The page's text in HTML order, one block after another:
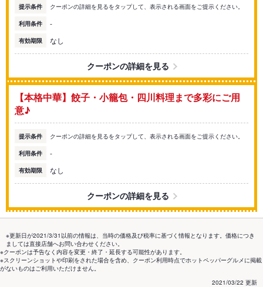
提示条件 クーポンの詳細を見るをタップして、表示される画面をご提示ください。
利用条件 -
有効期限 なし
クーポンの詳細を見る
【本格中華】餃子・小籠包・四川料理まで多彩にご用
意♪
提示条件 クーポンの詳細を見るをタップして、表示される画面をご提示ください。
利用条件 -
有効期限 なし
クーポンの詳細を見る
※更新日が2021/3/31以前の情報は、当時の価格及び税率に基づく情報となります。価格につき
ましては直接店舗へお問い合わせください。
※クーポンは予告なく内容を変更・終了・延長する可能性があります。
※スクリーンショットや印刷をされた場合を含め、クーポン利用時点でホットペッパーグルメに掲載
がないものはご利用いただけません。
2021/03/22 更新